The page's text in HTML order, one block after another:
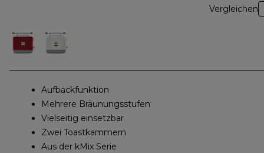
Vergleichen
Aufbackfunktion
Mehrere Bräunungsstufen
Vielseitig einsetzbar
Zwei Toastkammern
Aus der kMix Serie